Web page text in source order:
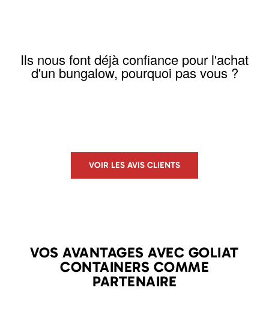
Ils nous font déjà confiance pour l'achat
d'un bungalow, pourquoi pas vous ?
VOIR LES AVIS CLIENTS
VOS AVANTAGES AVEC GOLIAT
CONTAINERS COMME
PARTENAIRE